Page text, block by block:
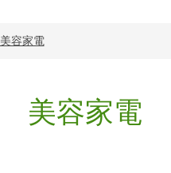
美容家電
美容家電